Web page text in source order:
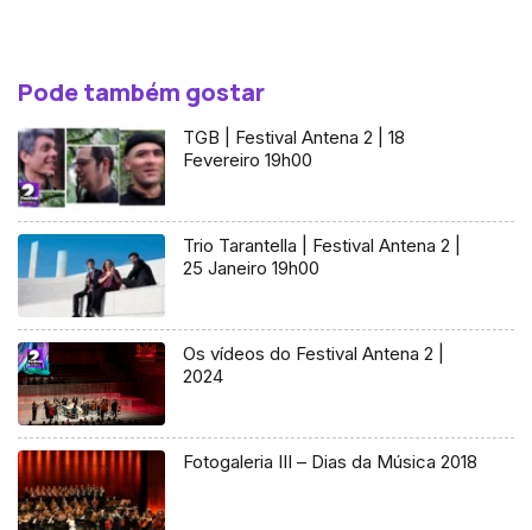
Pode também gostar
TGB | Festival Antena 2 | 18
Fevereiro 19h00
Trio Tarantella | Festival Antena 2 |
25 Janeiro 19h00
Os vídeos do Festival Antena 2 |
2024
Fotogaleria III – Dias da Música 2018